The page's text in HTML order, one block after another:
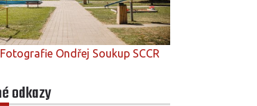
Ondřej Soukup SCCR
odkazy